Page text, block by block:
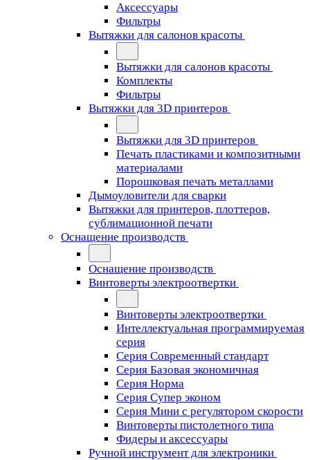
Аксессуары
Фильтры
Вытяжки для салонов красоты
Вытяжки для салонов красоты
Комплекты
Фильтры
Вытяжки для 3D принтеров
Вытяжки для 3D принтеров
Печать пластиками и композитными
материалами
Порошковая печать металлами
Дымоуловители для сварки
Вытяжки для принтеров, плоттеров,
сублимационной печати
Оснащение производств
Оснащение производств
Винтоверты электроотвертки
Винтоверты электроотвертки
Интеллектуальная программируемая
серия
Серия Современный стандарт
Серия Базовая экономичная
Серия Норма
Серия Cупер эконом
Серия Мини с регулятором скорости
Винтоверты пистолетного типа
Фидеры и аксессуары
Ручной инструмент для электроники